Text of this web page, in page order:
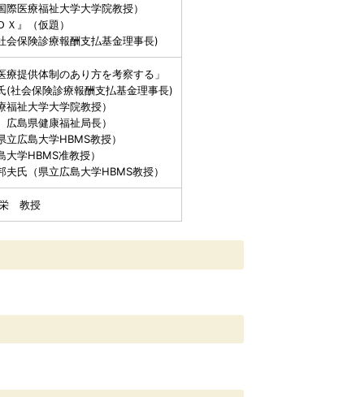
医療福祉大学大学院教授）
Ｘ』（仮題）
保険診療報酬支払基金理事長)
療提供体制のあり方を考察する」
社会保険診療報酬支払基金理事長)
祉大学大学院教授）
島県健康福祉局長）
広島大学HBMS教授）
学HBMS准教授）
氏（県立広島大学HBMS教授）
教授